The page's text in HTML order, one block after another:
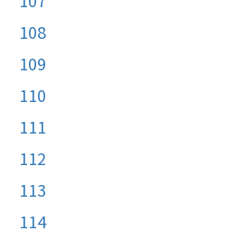
108
109
110
111
112
113
114